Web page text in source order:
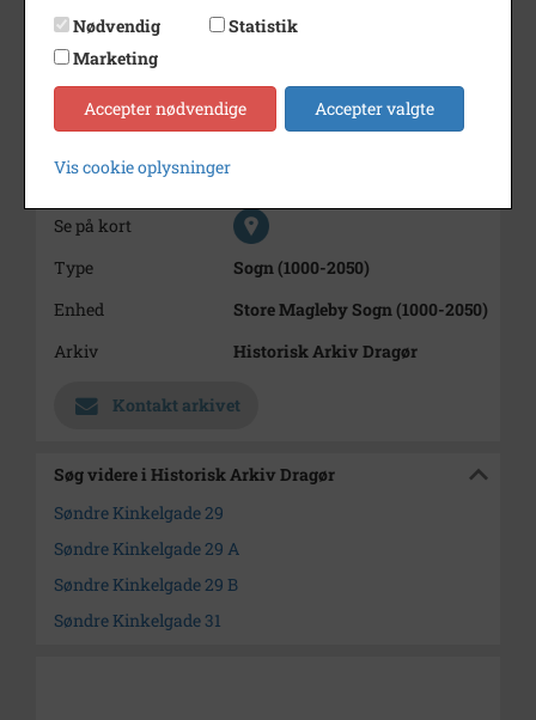
I baggrunden Langhøjgård,
Periode
1965 - 1975
Se på kort
Type
Sogn (1000-2050)
Enhed
Store Magleby Sogn (1000-2050)
Arkiv
Historisk Arkiv Dragør
Kontakt arkivet
Søg videre i Historisk Arkiv Dragør
Søndre Kinkelgade 29
Søndre Kinkelgade 29 A
Søndre Kinkelgade 29 B
Søndre Kinkelgade 31
Nødvendig
Statistik
Marketing
Accepter nødvendige Accepter valgte
Vis cookie oplysninger